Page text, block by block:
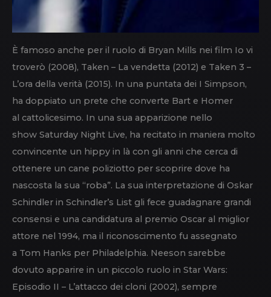
È famoso anche per il ruolo di Bryan Mills nei film Io vi
troverò (2008), Taken – La vendetta (2012) e Taken 3 –
L’ora della verità (2015). In una puntata dei I Simpson,
ha doppiato un prete che converte Bart e Homer
al cattolicesimo. In una sua apparizione nello
show Saturday Night Live, ha recitato in maniera molto
convincente un hippy in là con gli anni che cerca di
ottenere un cane poliziotto per scoprire dove ha
nascosta la sua “roba”. La sua interpretazione di Oskar
Schindler in Schindler’s List gli fece guadagnare grandi
consensi e una candidatura al premio Oscar al miglior
attore nel 1994, ma il riconoscimento fu assegnato
a Tom Hanks per Philadelphia. Neeson sarebbe
dovuto apparire in un piccolo ruolo in Star Wars:
Episodio II – L’attacco dei cloni (2002), sempre